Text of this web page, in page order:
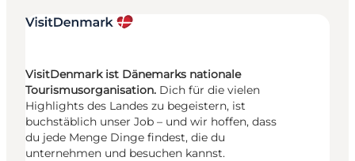
VisitDenmark ist Dänemarks nationale
Tourismusorganisation. Dich für die vielen
Highlights des Landes zu begeistern, ist
buchstäblich unser Job – und wir hoffen, dass
du jede Menge Dinge findest, die du
unternehmen und besuchen kannst.